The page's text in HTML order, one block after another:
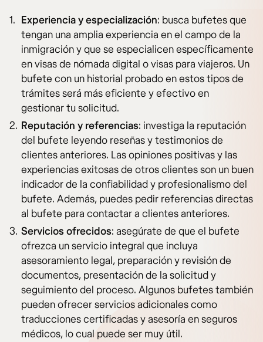
Experiencia y especialización: busca bufetes que
tengan una amplia experiencia en el campo de la
inmigración y que se especialicen específicamente
en visas de nómada digital o visas para viajeros. Un
bufete con un historial probado en estos tipos de
trámites será más eficiente y efectivo en
gestionar tu solicitud.
Reputación y referencias: investiga la reputación
del bufete leyendo reseñas y testimonios de
clientes anteriores. Las opiniones positivas y las
experiencias exitosas de otros clientes son un buen
indicador de la confiabilidad y profesionalismo del
bufete. Además, puedes pedir referencias directas
al bufete para contactar a clientes anteriores.
Servicios ofrecidos: asegúrate de que el bufete
ofrezca un servicio integral que incluya
asesoramiento legal, preparación y revisión de
documentos, presentación de la solicitud y
seguimiento del proceso. Algunos bufetes también
pueden ofrecer servicios adicionales como
traducciones certificadas y asesoría en seguros
médicos, lo cual puede ser muy útil.